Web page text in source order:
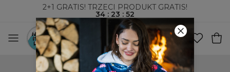
2+1 GRATIS! TRZECI PRODUKT GRATIS!
34 : 23 : 52
100-DNIOWE PRAWO ZWROTU